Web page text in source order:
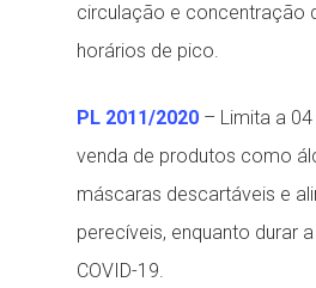
circulação e concentração
horários de pico.
PL 2011/2020 – Limita a
venda de produtos como
máscaras descartáveis e
perecíveis, enquanto durar
COVID-19.